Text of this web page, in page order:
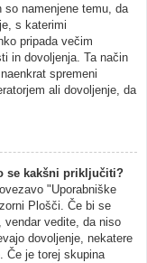
so namenjene temu, da
s katerimi
pripada večim
in dovoljenja. Ta način
spremeni
ali dovoljenje, da
se kakšni priključiti?
"Uporabniške
Plošči. Če bi se
vendar vedite, da niso
dovoljenje, nekatere
Če je torej skupina